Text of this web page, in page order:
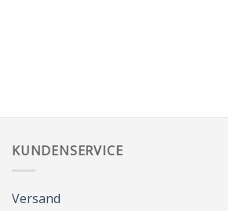
KUNDENSERVICE
Versand